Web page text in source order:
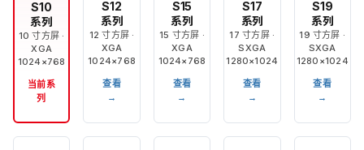
S10
系列
10 寸方屏 ·
XGA
1024×768
当前系
列
S12
系列
12 寸方屏 ·
XGA
1024×768
查看
→
S15
系列
15 寸方屏 ·
XGA
1024×768
查看
→
S17
系列
17 寸方屏 ·
SXGA
1280×1024
查看
→
S19
系列
19 寸方屏 ·
SXGA
1280×1024
查看
→